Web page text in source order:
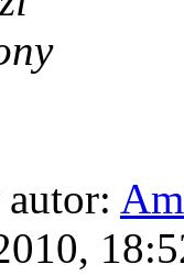
autor: